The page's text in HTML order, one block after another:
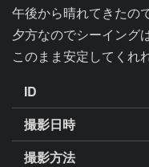
午後から晴れてきたの
夕方なのでシーイング
このまま安定してくれ
ID
撮影日時
撮影方法